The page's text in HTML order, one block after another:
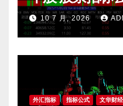
10 7 月, 2026
外汇指标 指标公式 文华财